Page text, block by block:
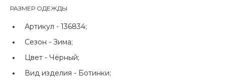
РАЗМЕР ОДЕЖДЫ
Артикул - 136834;
Сезон - Зима;
Цвет - Чёрный;
Вид изделия - Ботинки;